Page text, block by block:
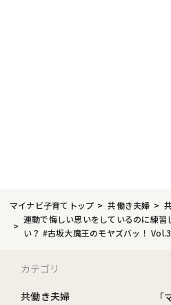
マイナビ子育てトップ 共働き夫婦
運動で悔しい思いをしているのに練
い？ #古坂大魔王のモヤズバッ！
カテゴリ
共働き夫婦